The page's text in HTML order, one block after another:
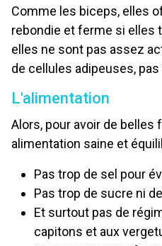
Comme les biceps, elles
rebondie et ferme si elles
elles ne sont pas assez
de cellules adipeuses,
L'alimentation
Alors, pour avoir de belles
alimentation saine et
Pas trop de sel pour
Pas trop de sucre ni
Et surtout pas de
capitons et aux